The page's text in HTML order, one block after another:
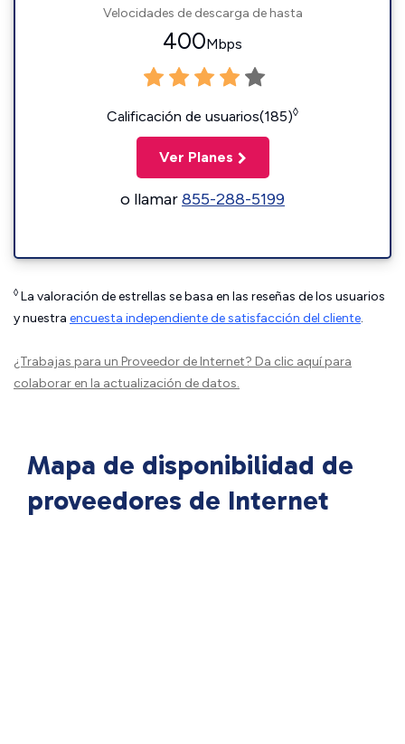
Velocidades de descarga de hasta
400Mbps
Calificación de usuarios(185)◊
Ver Planes
o llamar855-288-5199
◊ La valoración de estrellas se basa en las reseñas de los usuarios
y nuestra encuesta independiente de satisfacción del cliente.
¿Trabajas para un Proveedor de Internet? Da clic aquípara
colaborar en la actualización de datos.
Mapa de disponibilidad de
proveedores de Internet